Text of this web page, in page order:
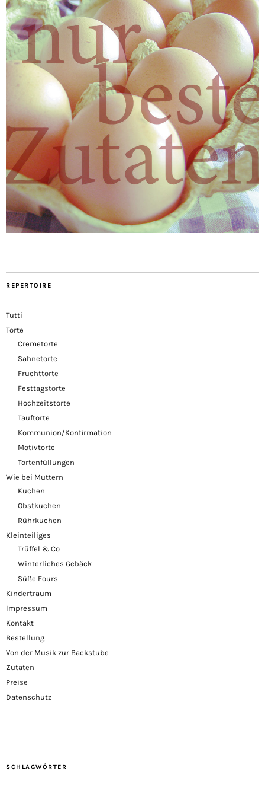
REPERTOIRE
Tutti
Torte
Cremetorte
Sahnetorte
Fruchttorte
Festtagstorte
Hochzeitstorte
Tauftorte
Kommunion/Konfirmation
Motivtorte
Tortenfüllungen
Wie bei Muttern
Kuchen
Obstkuchen
Rührkuchen
Kleinteiliges
Trüffel & Co
Winterliches Gebäck
Süße Fours
Kindertraum
Impressum
Kontakt
Bestellung
Von der Musik zur Backstube
Zutaten
Preise
Datenschutz
SCHLAGWÖRTER